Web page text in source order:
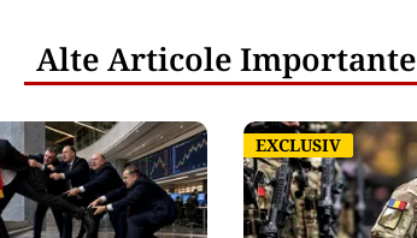
Alte Articole Importante
EXCLUSIV
EXCLUSIV